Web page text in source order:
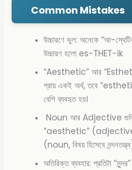
Common Mistakes
উচ্চারণে ভুল: অনেকে “আ-
উচ্চারণ হলো es-THET-ik
“Aesthetic” আর
প্রায় একই অর্থ, তবে
বেশি ব্যবহৃত হয়।
Noun আর Adjective
“aesthetic”
(noun, বিষয় হিসেবে
অতিরিক্ত ব্যবহার: প্রতিটা